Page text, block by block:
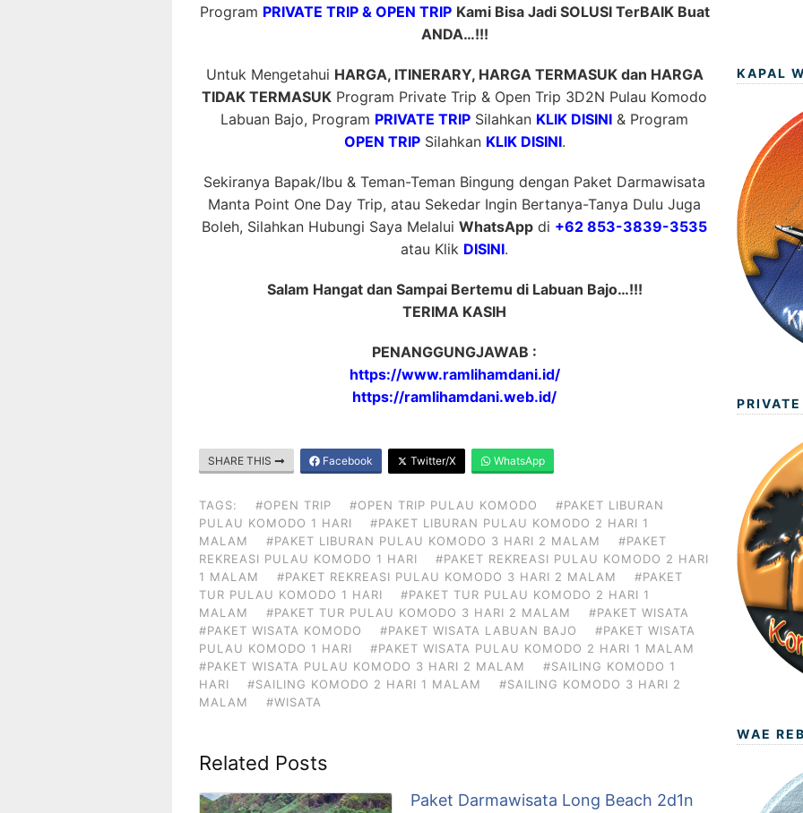
Program PRIVATE TRIP & OPEN TRIP Kami Bisa Jadi SOLUSI TerBAIK Buat
ANDA…!!!
Untuk Mengetahui HARGA, ITINERARY, HARGA TERMASUK dan HARGA
TIDAK TERMASUK Program Private Trip & Open Trip 3D2N Pulau Komodo
Labuan Bajo, Program PRIVATE TRIP Silahkan KLIK DISINI & Program
OPEN TRIPSilahkan KLIK DISINI.
Sekiranya Bapak/Ibu & Teman-Teman Bingung dengan Paket Darmawisata
Manta Point One Day Trip, atau Sekedar Ingin Bertanya-Tanya Dulu Juga
Boleh, Silahkan Hubungi Saya Melalui WhatsApp di +62 853-3839-3535
atau Klik DISINI.
Salam Hangat dan Sampai Bertemu di Labuan Bajo…!!!
TERIMA KASIH
PENANGGUNGJAWAB :
https://www.ramlihamdani.id/
https://ramlihamdani.web.id/
SHARE THIS Facebook Twitter/X WhatsApp
TAGS: #OPEN TRIP #OPEN TRIP PULAU KOMODO
#PAKET LIBURAN
PULAU KOMODO 1 HARI
#PAKET LIBURAN PULAU KOMODO 2 HARI 1
MALAM
#PAKET LIBURAN PULAU KOMODO 3 HARI 2 MALAM
#PAKET
REKREASI PULAU KOMODO 1 HARI
#PAKET REKREASI PULAU KOMODO 2 HARI
1 MALAM
#PAKET REKREASI PULAU KOMODO 3 HARI 2 MALAM
#PAKET
TUR PULAU KOMODO 1 HARI
#PAKET TUR PULAU KOMODO 2 HARI 1
MALAM
#PAKET TUR PULAU KOMODO 3 HARI 2 MALAM
#PAKET WISATA
#PAKET WISATA KOMODO
#PAKET WISATA LABUAN BAJO
#PAKET WISATA
PULAU KOMODO 1 HARI
#PAKET WISATA PULAU KOMODO 2 HARI 1 MALAM
#PAKET WISATA PULAU KOMODO 3 HARI 2 MALAM
#SAILING KOMODO 1
HARI
#SAILING KOMODO 2 HARI 1 MALAM
#SAILING KOMODO 3 HARI 2
MALAM
#WISATA
Related Posts
Paket Darmawisata Long Beach 2d1n
KAPAL
WAE